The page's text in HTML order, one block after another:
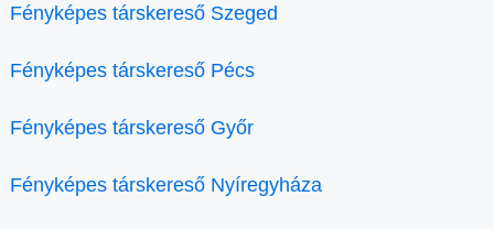
Fényképes társkereső Szeged
Fényképes társkereső Pécs
Fényképes társkereső Győr
Fényképes társkereső Nyíregyháza